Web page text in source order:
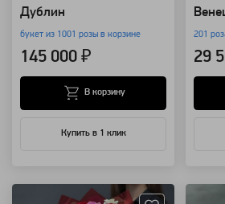
Дублин
букет из 1001 розы в корзине
145 000 ₽
Купить в 1 клик
В корзину
201
29